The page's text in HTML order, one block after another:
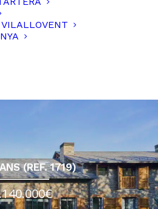
(REF. 1719)